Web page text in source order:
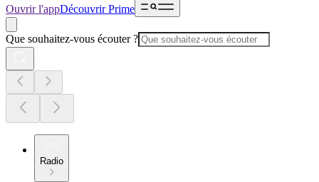
Ouvrir l'appDécouvrir Prime
Que souhaitez-vous écouter ?
Radio